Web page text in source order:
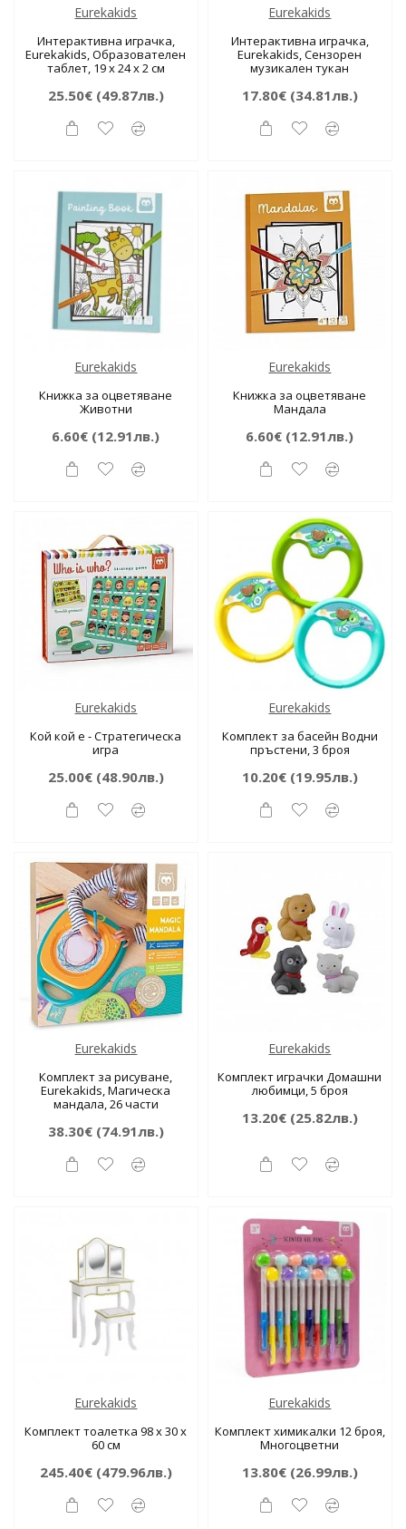
Eurekakids
Интерактивна играчка,
Eurekakids, Образователен
таблет, 19 х 24 х 2 см
25.50€(49.87лв.)
Eurekakids
Интерактивна играчка,
Eurekakids, Сензорен
музикален тукан
17.80€(34.81лв.)
Eurekakids
Книжка за оцветяване
Животни
6.60€ (12.91лв.)
Eurekakids
Книжка за оцветяване
Мандала
6.60€ (12.91лв.)
Eurekakids
Кой кой е - Стратегическа
игра
25.00€(48.90лв.)
Eurekakids
Комплект за басейн Водни
пръстени, 3 броя
10.20€(19.95лв.)
Eurekakids
Комплект за рисуване,
Еurekakids, Магическа
мандала, 26 части
38.30€(74.91лв.)
Eurekakids
Комплект играчки Домашни
любимци, 5 броя
13.20€(25.82лв.)
Eurekakids
Комплект тоалетка 98 х 30 х
60 см
245.40€(479.96лв.)
Eurekakids
Комплект химикалки 12 броя,
Многоцветни
13.80€(26.99лв.)